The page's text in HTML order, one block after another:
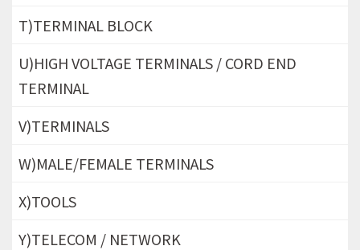
T)TERMINAL BLOCK
U)HIGH VOLTAGE TERMINALS / CORD END
TERMINAL
V)TERMINALS
W)MALE/FEMALE TERMINALS
X)TOOLS
Y)TELECOM / NETWORK